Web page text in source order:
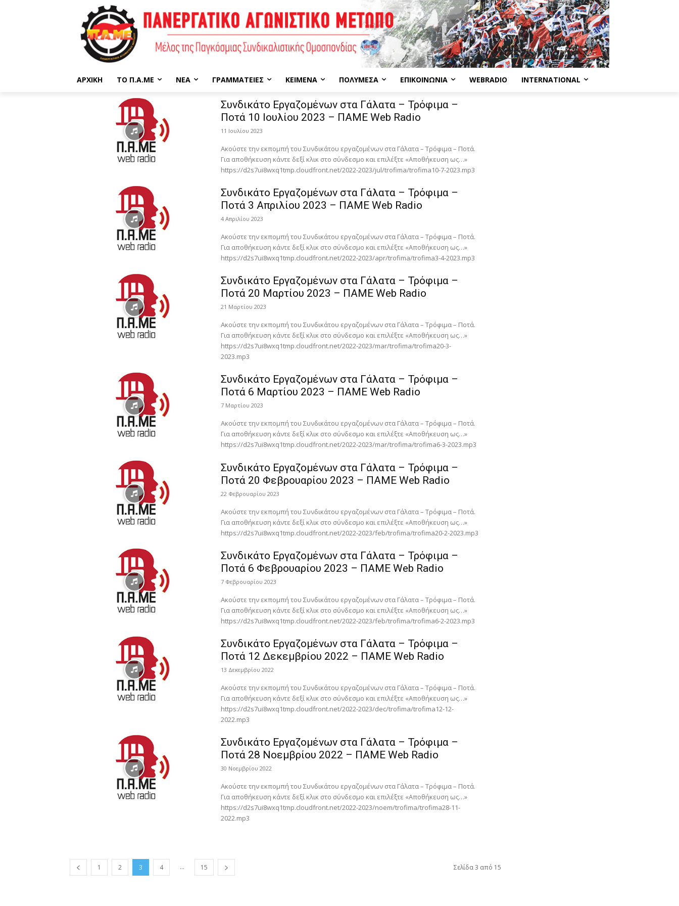
ΑΡΧΙΚΉ ΤΟ Π.Α.ΜΕ ΝΈΑ ΓΡΑΜΜΑΤΕΊΕΣ ΚΕΊΜΕΝΑ ΠΟΛΥΜΈΣΑ ΕΠΙΚΟΙΝΩΝΊΑ WEBRADIO INTERNATIONAL
Συνδικάτο Eργαζομένων στα Γάλατα – Τρόφιμα –
Ποτά 10 Ιουλίου 2023 – ΠΑΜΕ Web Radio
11 Ιουλίου 2023
Ακούστε την εκπομπή του Συνδικάτου εργαζομένων στα Γάλατα – Τρόφιμα – Ποτά.
Για αποθήκευση κάντε δεξί κλικ στο σύνδεσμο και επιλέξτε «Αποθήκευση ως…»
https://d2s7ui8wxq1tmp.cloudfront.net/2022-2023/jul/trofima/trofima10-7-2023.mp3
Συνδικάτο Eργαζομένων στα Γάλατα – Τρόφιμα –
Ποτά 3 Απριλίου 2023 – ΠΑΜΕ Web Radio
4 Απριλίου 2023
Ακούστε την εκπομπή του Συνδικάτου εργαζομένων στα Γάλατα – Τρόφιμα – Ποτά.
Για αποθήκευση κάντε δεξί κλικ στο σύνδεσμο και επιλέξτε «Αποθήκευση ως…»
https://d2s7ui8wxq1tmp.cloudfront.net/2022-2023/apr/trofima/trofima3-4-2023.mp3
Συνδικάτο Eργαζομένων στα Γάλατα – Τρόφιμα –
Ποτά 20 Μαρτίου 2023 – ΠΑΜΕ Web Radio
21 Μαρτίου 2023
Ακούστε την εκπομπή του Συνδικάτου εργαζομένων στα Γάλατα – Τρόφιμα – Ποτά.
Για αποθήκευση κάντε δεξί κλικ στο σύνδεσμο και επιλέξτε «Αποθήκευση ως…»
https://d2s7ui8wxq1tmp.cloudfront.net/2022-2023/mar/trofima/trofima20-3-
2023.mp3
Συνδικάτο Eργαζομένων στα Γάλατα – Τρόφιμα –
Ποτά 6 Μαρτίου 2023 – ΠΑΜΕ Web Radio
7 Μαρτίου 2023
Ακούστε την εκπομπή του Συνδικάτου εργαζομένων στα Γάλατα – Τρόφιμα – Ποτά.
Για αποθήκευση κάντε δεξί κλικ στο σύνδεσμο και επιλέξτε «Αποθήκευση ως…»
https://d2s7ui8wxq1tmp.cloudfront.net/2022-2023/mar/trofima/trofima6-3-2023.mp3
Συνδικάτο Eργαζομένων στα Γάλατα – Τρόφιμα –
Ποτά 20 Φεβρουαρίου 2023 – ΠΑΜΕ Web Radio
22 Φεβρουαρίου 2023
Ακούστε την εκπομπή του Συνδικάτου εργαζομένων στα Γάλατα – Τρόφιμα – Ποτά.
Για αποθήκευση κάντε δεξί κλικ στο σύνδεσμο και επιλέξτε «Αποθήκευση ως…»
https://d2s7ui8wxq1tmp.cloudfront.net/2022-2023/feb/trofima/trofima20-2-2023.mp3
Συνδικάτο Eργαζομένων στα Γάλατα – Τρόφιμα –
Ποτά 6 Φεβρουαρίου 2023 – ΠΑΜΕ Web Radio
7 Φεβρουαρίου 2023
Ακούστε την εκπομπή του Συνδικάτου εργαζομένων στα Γάλατα – Τρόφιμα – Ποτά.
Για αποθήκευση κάντε δεξί κλικ στο σύνδεσμο και επιλέξτε «Αποθήκευση ως…»
https://d2s7ui8wxq1tmp.cloudfront.net/2022-2023/feb/trofima/trofima6-2-2023.mp3
Συνδικάτο Eργαζομένων στα Γάλατα – Τρόφιμα –
Ποτά 12 Δεκεμβρίου 2022 – ΠΑΜΕ Web Radio
13 Δεκεμβρίου 2022
Ακούστε την εκπομπή του Συνδικάτου εργαζομένων στα Γάλατα – Τρόφιμα – Ποτά.
Για αποθήκευση κάντε δεξί κλικ στο σύνδεσμο και επιλέξτε «Αποθήκευση ως…»
https://d2s7ui8wxq1tmp.cloudfront.net/2022-2023/dec/trofima/trofima12-12-
2022.mp3
Συνδικάτο Eργαζομένων στα Γάλατα – Τρόφιμα –
Ποτά 28 Νοεμβρίου 2022 – ΠΑΜΕ Web Radio
30 Νοεμβρίου 2022
Ακούστε την εκπομπή του Συνδικάτου εργαζομένων στα Γάλατα – Τρόφιμα – Ποτά.
Για αποθήκευση κάντε δεξί κλικ στο σύνδεσμο και επιλέξτε «Αποθήκευση ως…»
https://d2s7ui8wxq1tmp.cloudfront.net/2022-2023/noem/trofima/trofima28-11-
2022.mp3
1 2 3 4 ... 15 Σελίδα 3 από 15